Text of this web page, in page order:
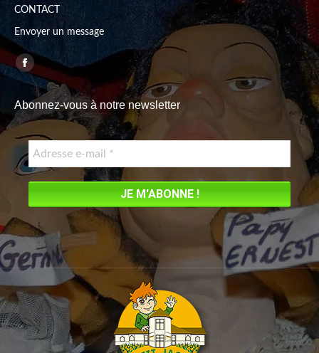
CONTACT
Envoyer un message
Trouvez nous sur :
Facebook
page
opens
in
new
window
Abonnez-vous à notre newsletter